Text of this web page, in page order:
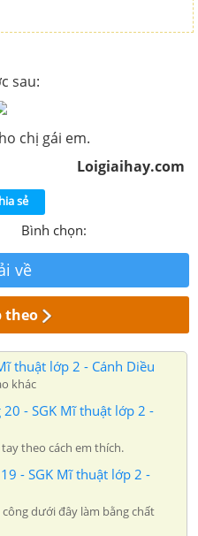
sau:
chị gái em.
Loigiaihay.com
sẻ
Bình chọn:
về
theo
thuật lớp 2 - Cánh Diều
khác
- SGK Mĩ thuật lớp 2 -
theo cách em thích.
- SGK Mĩ thuật lớp 2 -
dưới đây làm bằng chất